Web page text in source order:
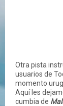
Otra pista
usuarios de
momento
Aquí les
cumbia de